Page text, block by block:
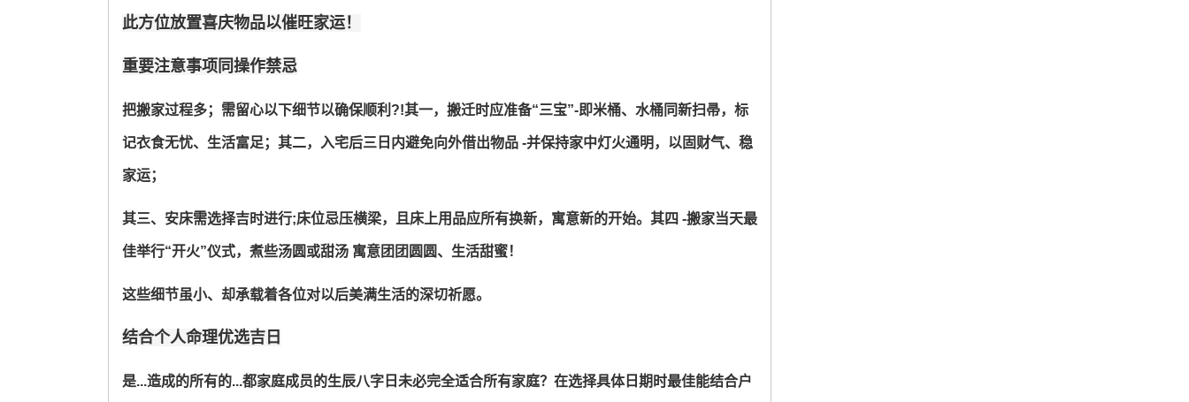
此方位放置喜庆物品以催旺家运！
重要注意事项同操作禁忌
把搬家过程多；需留心以下细节以确保顺利?!其一，搬迁时应准备“三宝”-即米桶、水桶同新扫帚，标
记衣食无忧、生活富足；其二，入宅后三日内避免向外借出物品 -并保持家中灯火通明，以固财气、稳
家运；
其三、安床需选择吉时进行;床位忌压横梁，且床上用品应所有换新，寓意新的开始。其四 -搬家当天最
佳举行“开火”仪式，煮些汤圆或甜汤 寓意团团圆圆、生活甜蜜！
这些细节虽小、却承载着各位对以后美满生活的深切祈愿。
结合个人命理优选吉日
是...造成的所有的...都家庭成员的生辰八字日未必完全适合所有家庭？在选择具体日期时最佳能结合户